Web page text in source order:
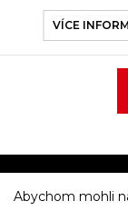
VÍCE
Abychom mohli